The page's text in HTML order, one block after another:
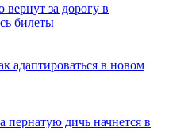
вернут за дорогу в
билеты
адаптироваться в новом
пернатую дичь начнется в